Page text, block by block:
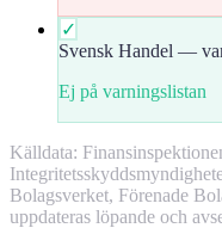
✓
Svensk Handel —
Ej på varningslistan
Källdata:
Bolagsverket, Förenade
uppdateras löpande och